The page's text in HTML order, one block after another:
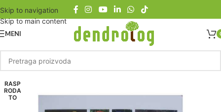
Skip to navigation
Skip to main content
MENI
RASP
RODA
TO